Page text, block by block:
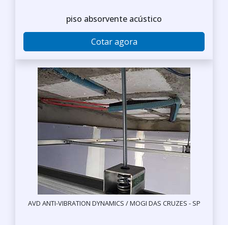
piso absorvente acústico
Cotar agora
AVD ANTI-VIBRATION DYNAMICS / MOGI DAS CRUZES - SP